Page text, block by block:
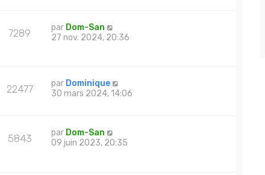
7289 par Dom-San
27 nov. 2024, 20:36
22477 par Dominique
30 mars 2024, 14:06
5843 par Dom-San
09 juin 2023, 20:35